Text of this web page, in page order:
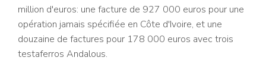
million d'euros: une facture de 927 000 euros pour une
opération jamais spécifiée en Côte d'Ivoire, et une
douzaine de factures pour 178 000 euros avec trois
testaferros Andalous.